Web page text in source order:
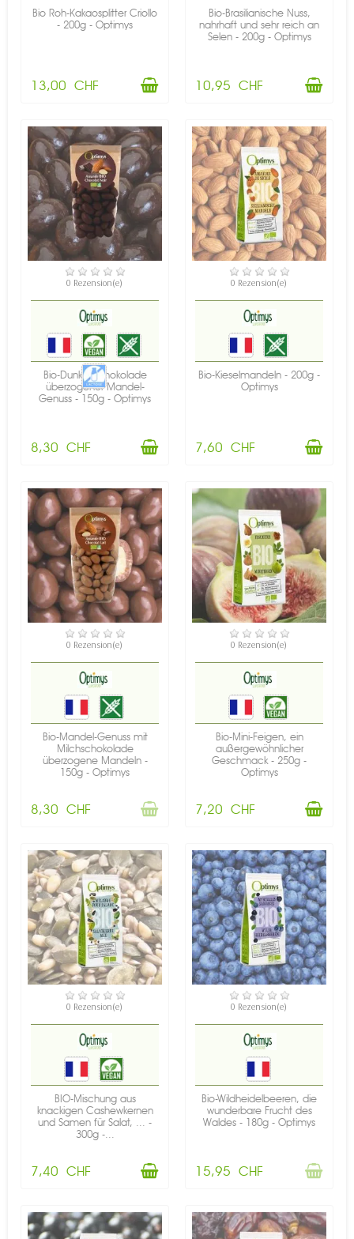
Bio Roh-Kakaosplitter Criollo
- 200g - Optimys
13,00 CHF
Bio-Brasilianische Nuss,
nahrhaft und sehr reich an
Selen - 200g - Optimys
10,95 CHF
VERFÜGBAR
0 Rezension(e)
Bio-Dunkle Schokolade
überzogener Mandel-
Genuss - 150g - Optimys
8,30 CHF
VERFÜGBAR
0 Rezension(e)
Bio-Kieselmandeln - 200g -
Optimys
7,60 CHF
NICHT AUF LAGER
0 Rezension(e)
Bio-Mandel-Genuss mit
Milchschokolade
überzogene Mandeln -
150g - Optimys
8,30 CHF
VERFÜGBAR
0 Rezension(e)
Bio-Mini-Feigen, ein
außergewöhnlicher
Geschmack - 250g -
Optimys
7,20 CHF
VERFÜGBAR
0 Rezension(e)
BIO-Mischung aus
knackigen Cashewkernen
und Samen für Salat, ... -
300g -...
7,40 CHF
NICHT AUF LAGER
0 Rezension(e)
Bio-Wildheidelbeeren, die
wunderbare Frucht des
Waldes - 180g - Optimys
15,95 CHF